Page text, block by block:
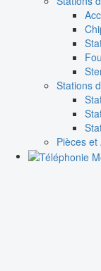
Stations
Pièces